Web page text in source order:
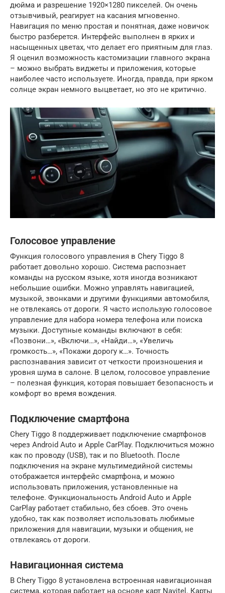
дюйма и разрешение 1920×1280 пикселей. Он очень
отзывчивый, реагирует на касания мгновенно.
Навигация по меню простая и понятная, даже новичок
быстро разберется. Интерфейс выполнен в ярких и
насыщенных цветах, что делает его приятным для глаз.
Я оценил возможность кастомизации главного экрана
– можно выбрать виджеты и приложения, которые
наиболее часто используете. Иногда, правда, при ярком
солнце экран немного выцветает, но это не критично.
Голосовое управление
Функция голосового управления в Chery Tiggo 8
работает довольно хорошо. Система распознает
команды на русском языке, хотя иногда возникают
небольшие ошибки. Можно управлять навигацией,
музыкой, звонками и другими функциями автомобиля,
не отвлекаясь от дороги. Я часто использую голосовое
управление для набора номера телефона или поиска
музыки. Доступные команды включают в себя:
«Позвони…», «Включи…», «Найди…», «Увеличь
громкость…», «Покажи дорогу к…». Точность
распознавания зависит от четкости произношения и
уровня шума в салоне. В целом, голосовое управление
– полезная функция, которая повышает безопасность и
комфорт во время вождения.
Подключение смартфона
Chery Tiggo 8 поддерживает подключение смартфонов
через Android Auto и Apple CarPlay. Подключиться можно
как по проводу (USB), так и по Bluetooth. После
подключения на экране мультимедийной системы
отображается интерфейс смартфона, и можно
использовать приложения, установленные на
телефоне. Функциональность Android Auto и Apple
CarPlay работает стабильно, без сбоев. Это очень
удобно, так как позволяет использовать любимые
приложения для навигации, музыки и общения, не
отвлекаясь от дороги.
Навигационная система
В Chery Tiggo 8 установлена встроенная навигационная
система, которая работает на основе карт Navitel. Карты